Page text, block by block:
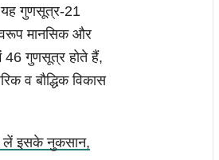
यह गुणसूत्र-21
मानसिक और
46 गुणसूत्र होते हैं,
व बौद्धिक विकास
लें इसके नुकसान,